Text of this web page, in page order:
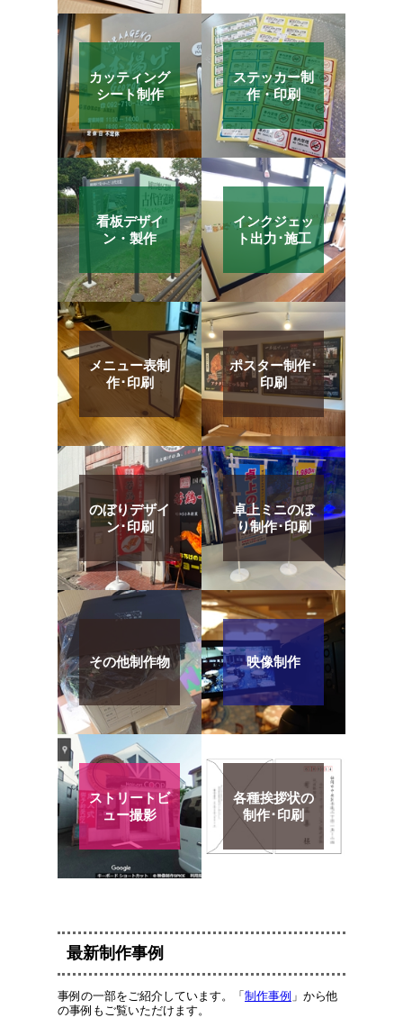
カッティング
シート制作
ステッカー制
作・印刷
看板デザイ
ン・製作
インクジェッ
ト出力･施工
メニュー表制
作･印刷
ポスター制作･
印刷
のぼりデザイ
ン･印刷
卓上ミニのぼ
り制作･印刷
その他制作物 映像制作
ストリートビ
ュー撮影
各種挨拶状の
制作･印刷
最新制作事例
事例の一部をご紹介しています。「 制作事例 」から他
の事例もご覧いただけます。